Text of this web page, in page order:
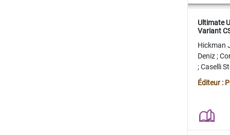
Ultimate
Variant
Hickman
Deniz;
;Caselli
Juan
Éditeur :